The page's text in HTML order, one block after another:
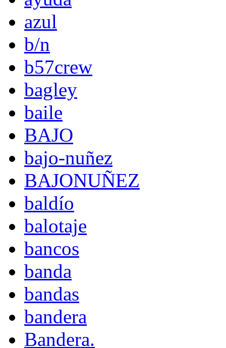
azul
b/n
b57crew
bagley
baile
BAJO
bajo-nuñez
BAJONUÑEZ
baldío
balotaje
bancos
banda
bandas
bandera
Bandera.